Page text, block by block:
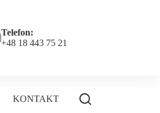
Telefon:
+48 18 443 75 21
KONTAKT